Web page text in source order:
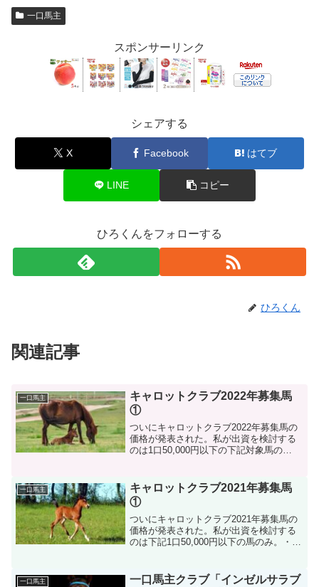
一口馬主
スポンサーリンク
シェアする
X Facebook はてブ
LINE コピー
ひろくんをフォローする
ひろくん
関連記事
一口馬主
キャロットクラブ2022年募集馬
①
ついにキャロットクラブ2022年募集馬の
価格が発表された。私が出資を検討する
のは1口50,000円以下の下記対象馬の
ャルマンの21（牝） 50,000円・23
番 ...
一口馬主
キャロットクラブ2021年募集馬
①
ついにキャロットクラブ2021年募集馬の
価格が発表された。私が出資を検討する
のは下記1口50,000円以下の馬のみ。・18
50,000円・27番 エンシェントヒ...
一口馬主
一口馬主クラブ「インゼルサラブ